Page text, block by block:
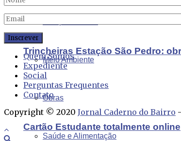
Trincheiras Estação São Pedro:
Cartão Estudante totalmente online
Meio Ambiente
Obras
Saúde e Alimentação
Quem Somos
Expediente
Social
Perguntas Frequentes
Contato
Copyright © 2020 Jornal Caderno do Bairro